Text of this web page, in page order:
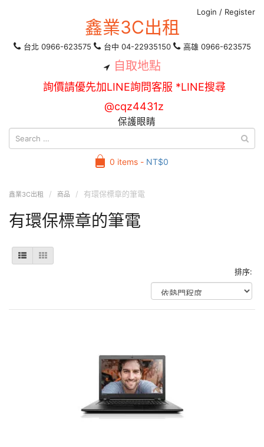
Login / Register
鑫業3C出租
台北 0966-623575 台中 04-22935150 高雄 0966-623575
自取地點
詢價請優先加LINE詢問客服 *LINE搜尋
@cqz4431z
保護眼睛
0 items - NT$0
鑫業3C出租 商品 有環保標章的筆電
有環保標章的筆電
排序: